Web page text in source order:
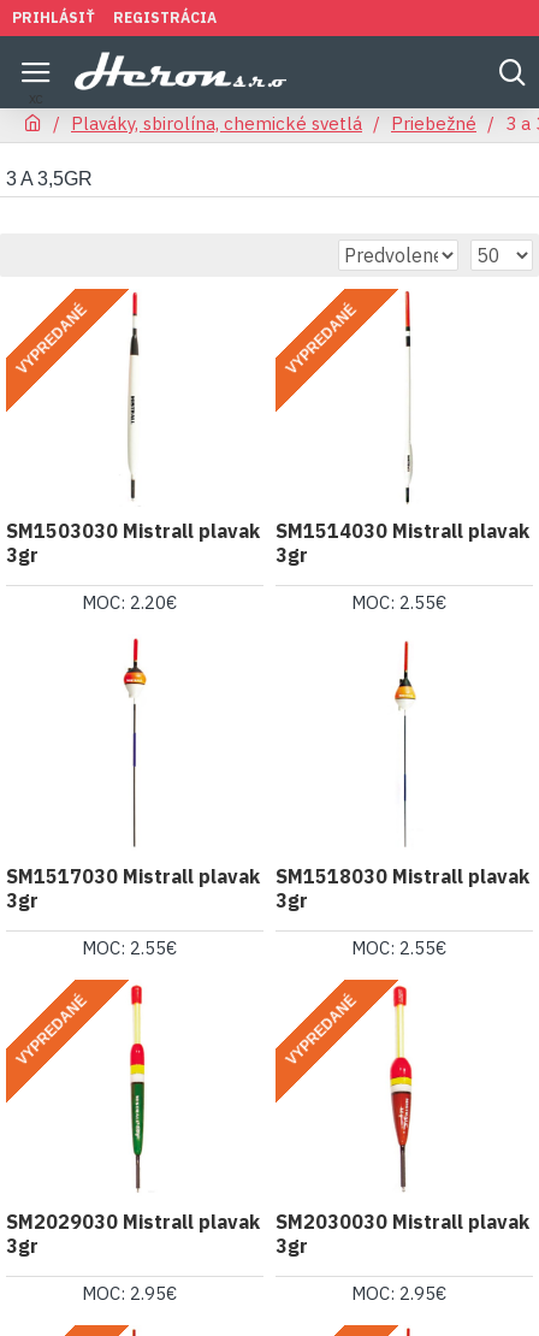
PRIHLÁSIŤ REGISTRÁCIA
Plaváky, sbirolína, chemické svetlá Priebežné 3 a
3 A 3,5GR
VYPREDANÉ
SM1503030 Mistrall plavak
3gr
MOC: 2.20€
VYPREDANÉ
SM1514030 Mistrall plavak
3gr
MOC: 2.55€
SM1517030 Mistrall plavak
3gr
MOC: 2.55€
SM1518030 Mistrall plavak
3gr
MOC: 2.55€
VYPREDANÉ
SM2029030 Mistrall plavak
3gr
MOC: 2.95€
VYPREDANÉ
SM2030030 Mistrall plavak
3gr
MOC: 2.95€